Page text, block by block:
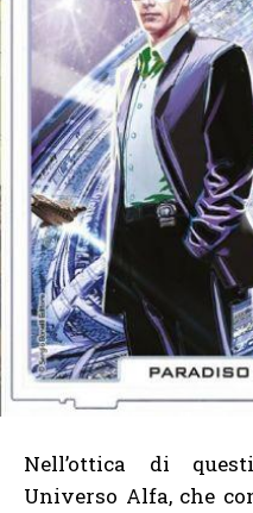
Nell’ottica di
Universo Alfa, che